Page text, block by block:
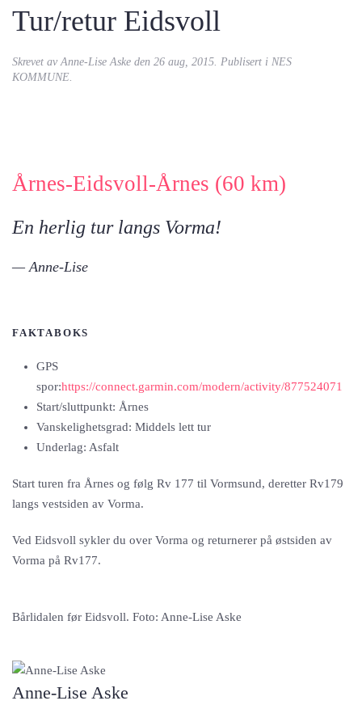
Tur/retur Eidsvoll
Skrevet avAnne-Lise Aske den 26 aug, 2015. Publisert i NES
KOMMUNE.
Årnes-Eidsvoll-Årnes (60 km)
En herlig tur langs Vorma!
Anne-Lise
FAKTABOKS
GPS
spor:https://connect.garmin.com/modern/activity/877524071
Start/sluttpunkt: Årnes
Vanskelighetsgrad: Middels lett tur
Underlag: Asfalt
Start turen fra Årnes og følg Rv 177 til Vormsund, deretter Rv179
langs vestsiden av Vorma.
Ved Eidsvoll sykler du over Vorma og returnerer på østsiden av
Vorma på Rv177.
Bårlidalen før Eidsvoll. Foto: Anne-Lise Aske
Anne-Lise Aske